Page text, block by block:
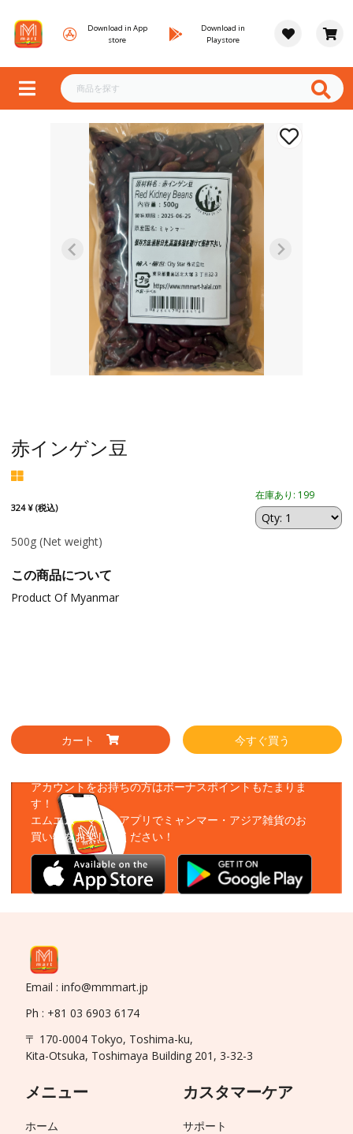
Download in App
store
Download in
Playstore
赤インゲン豆
324 ¥ (税込)
在庫あり: 199
500g (Net weight)
この商品について
Product Of Myanmar
カート 今すぐ買う
アカウントをお持ちの方はボーナスポイントもたまりま
す！
エムエムーマートアプリでミャンマー・アジア雑貨のお
買い物をお楽しみください！
Email : info@mmmart.jp
Ph : +81 03 6903 6174
〒 170-0004 Tokyo, Toshima-ku,
Kita-Otsuka, Toshimaya Building 201, 3-32-3
メニュー
ホーム
カスタマーケア
サポート